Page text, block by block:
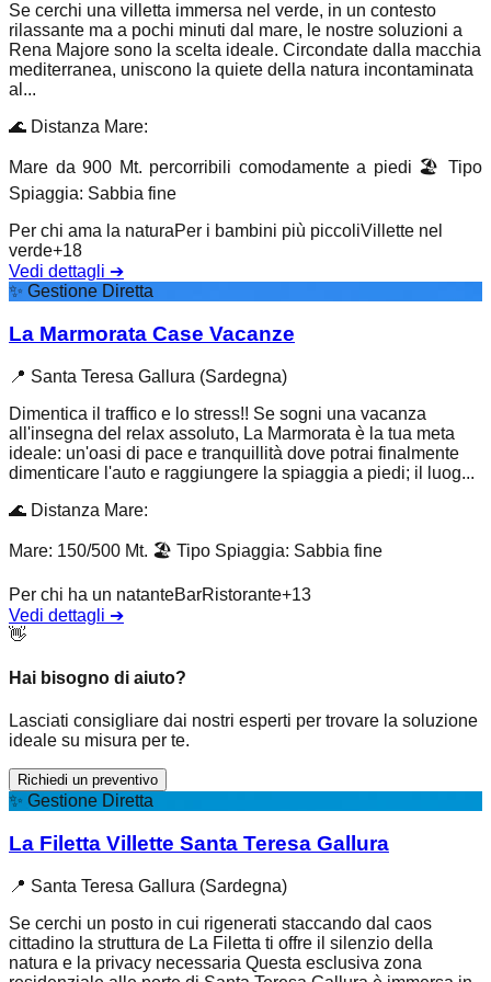
Se cerchi una villetta immersa nel verde, in un contesto
rilassante ma a pochi minuti dal mare, le nostre soluzioni a
Rena Majore sono la scelta ideale. Circondate dalla macchia
mediterranea, uniscono la quiete della natura incontaminata
al...
🌊 Distanza Mare:
Mare da 900 Mt. percorribili comodamente a piedi 🏖️ Tipo
Spiaggia: Sabbia fine
Per chi ama la naturaPer i bambini più piccoliVillette nel
verde+18
Vedi dettagli ➔
✨ Gestione Diretta
La Marmorata Case Vacanze
📍 Santa Teresa Gallura (Sardegna)
Dimentica il traffico e lo stress!! Se sogni una vacanza
all'insegna del relax assoluto, La Marmorata è la tua meta
ideale: un'oasi di pace e tranquillità dove potrai finalmente
dimenticare l'auto e raggiungere la spiaggia a piedi; il luog...
🌊 Distanza Mare:
Mare: 150/500 Mt. 🏖️ Tipo Spiaggia: Sabbia fine
Per chi ha un natanteBarRistorante+13
Vedi dettagli ➔
👋
Hai bisogno di aiuto?
Lasciati consigliare dai nostri esperti per trovare la soluzione
ideale su misura per te.
Richiedi un preventivo
✨ Gestione Diretta
La Filetta Villette Santa Teresa Gallura
📍 Santa Teresa Gallura (Sardegna)
Se cerchi un posto in cui rigenerati staccando dal caos
cittadino la struttura de La Filetta ti offre il silenzio della
natura e la privacy necessaria Questa esclusiva zona